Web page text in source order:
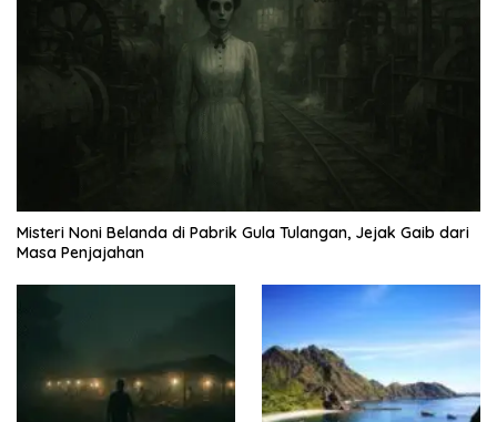
Misteri Noni Belanda di Pabrik Gula Tulangan, Jejak Gaib dari
Masa Penjajahan